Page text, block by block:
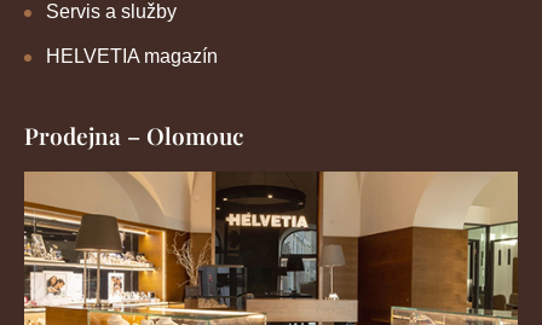
Servis a služby
HELVETIA magazín
Prodejna – Olomouc